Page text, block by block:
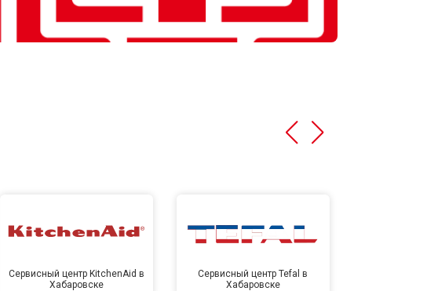
Сервисный центр KitchenAid в
Хабаровске
Сервисный центр Tefal в
Хабаровске